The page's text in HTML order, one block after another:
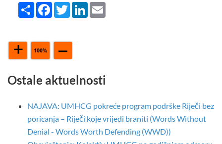
Share FacebookTwitterLinkedIn
Ostale aktuelnosti
NAJAVA: UMHCG pokreće program podrške Riječi bez
poricanja – Riječi koje vrijedi braniti (Words Without
Denial - Words Worth Defending (WWD))